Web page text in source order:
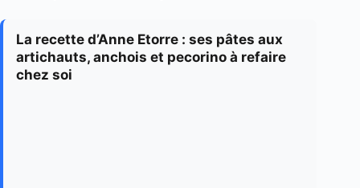
La recette d’Anne Etorre : ses pâtes aux
artichauts, anchois et pecorino à refaire
chez soi